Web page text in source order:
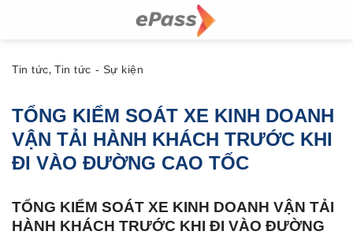
Tin tức, Tin tức - Sự kiện
TỔNG KIỂM SOÁT XE KINH DOANH
VẬN TẢI HÀNH KHÁCH TRƯỚC KHI
ĐI VÀO ĐƯỜNG CAO TỐC
TỔNG KIỂM SOÁT XE KINH DOANH VẬN TẢI
HÀNH KHÁCH TRƯỚC KHI ĐI VÀO ĐƯỜNG